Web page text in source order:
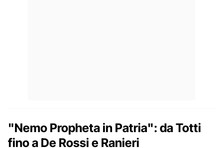
"Nemo Propheta in Patria": da Totti
fino a De Rossi e Ranieri